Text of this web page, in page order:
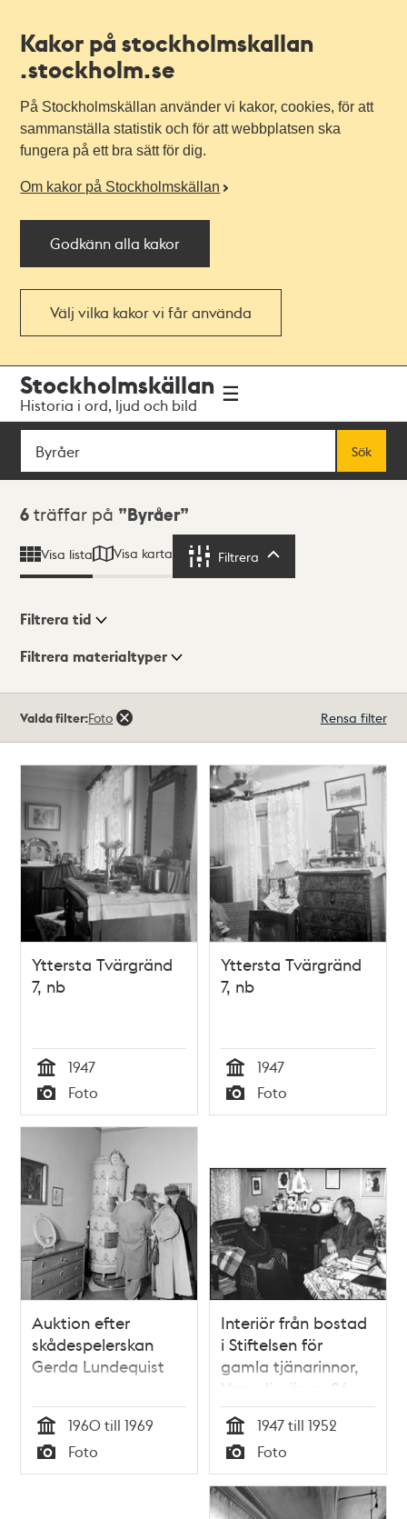
Kakor på stockholmskallan
.stockholm.se
På Stockholmskällan använder vi kakor, cookies, för att
sammanställa statistik och för att webbplatsen ska
fungera på ett bra sätt för dig.
Om kakor på Stockholmskällan
Godkänn alla kakor
Välj vilka kakor vi får använda
navigationen
huvudinnehållet
Stockholmskällan
Historia i ord, ljud och bild
Sök
Sök
Sökresultat
6 träffar på Byråer
Visa lista Visa karta Filtrera
Visningsläge
Filtrera tid
Filtrera materialtyper
träffar
Valda filter:Foto Rensa filter
Yttersta Tvärgränd
7, nb
Tid
1947
Typ
Foto
Yttersta Tvärgränd
7, nb
Tid
1947
Typ
Foto
Auktion efter
skådespelerskan
Gerda Lundequist
Tid
1960 till 1969
Typ
Foto
Interiör från bostad
i Stiftelsen för
gamla tjänarinnor,
Vanadisvägen 26.
Tid
1947 till 1952
Typ
Foto